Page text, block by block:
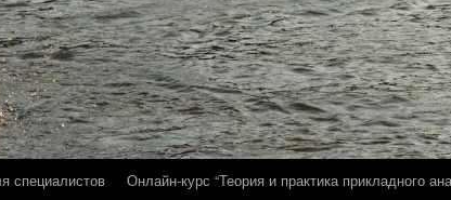
специалистов Онлайн-курс “Теория и практика прикладного